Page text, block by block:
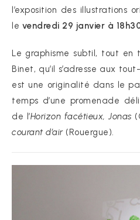
l’exposition des illustrations
le vendredi 29 janvier à
Le graphisme subtil, tout en
Binet, qu’il s’adresse aux
est une originalité dans le
temps d’une promenade
de l’Horizon facétieux, Jonas
courant d’air(Rouergue).